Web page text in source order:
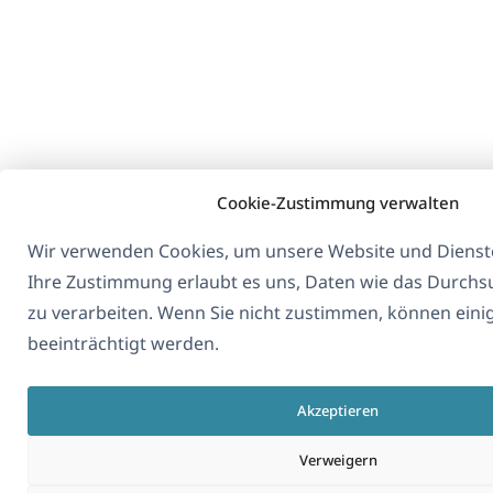
Cookie-Zustimmung verwalten
Wir verwenden Cookies, um unsere Website und
Ihre Zustimmung erlaubt es uns, Daten wie das
zu verarbeiten. Wenn Sie nicht zustimmen, können
beeinträchtigt werden.
Akzeptieren
Verweigern